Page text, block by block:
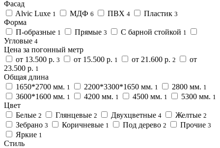
Фасад
Alvic Luxe 1 МДФ 6 ПВХ 4 Пластик 3
Форма
П-образные 1 Прямые 3 С барной стойкой 1
Угловые 4
Цена за погонный метр
от 13.500 р. 3 от 15.500 р. 1 от 21.600 р. 2
от
23.500 р. 1
Общая длина
1650*2700 мм. 1 2200*3300*1650 мм. 1 2800 мм. 1
3600*1600 мм. 1 4200 мм. 1 4500 мм. 1 5300 мм. 1
Цвет
Белые 2 Глянцевые 2 Двухцветные 4 Желтые 2
Зебрано 3 Коричневые 1 Под дерево 2 Прочие 3
Яркие 1
Стиль